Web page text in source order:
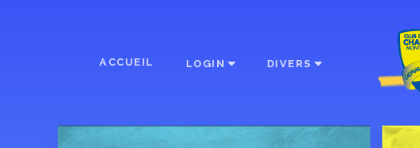
ACCUEIL LOGIN DIVERS